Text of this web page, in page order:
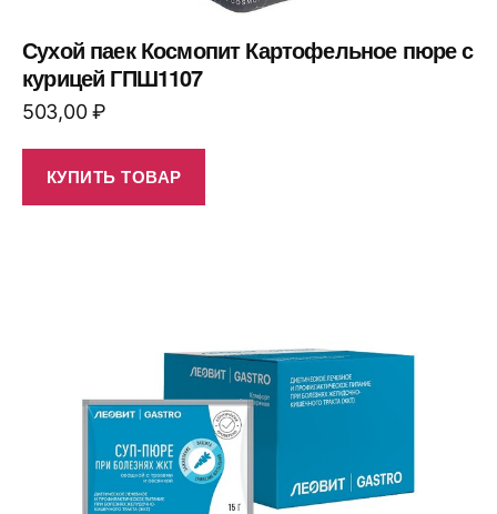
Сухой паек Космопит Картофельное пюре с
курицей ГПШ1107
503,00₽
КУПИТЬ ТОВАР